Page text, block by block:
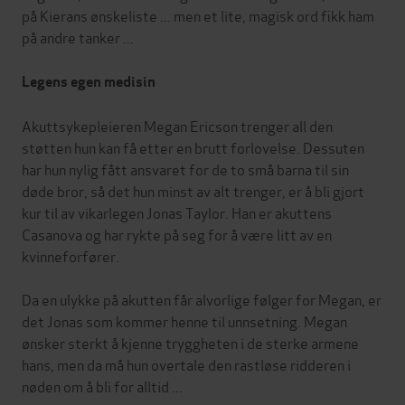
på Kierans ønskeliste ... men et lite, magisk ord fikk ham
på andre tanker ...
Legens egen medisin
Akuttsykepleieren Megan Ericson trenger all den
støtten hun kan få etter en brutt forlovelse. Dessuten
har hun nylig fått ansvaret for de to små barna til sin
døde bror, så det hun minst av alt trenger, er å bli gjort
kur til av vikarlegen Jonas Taylor. Han er akuttens
Casanova og har rykte på seg for å være litt av en
kvinneforfører.
Da en ulykke på akutten får alvorlige følger for Megan, er
det Jonas som kommer henne til unnsetning. Megan
ønsker sterkt å kjenne tryggheten i de sterke armene
hans, men da må hun overtale den rastløse ridderen i
nøden om å bli for alltid ...